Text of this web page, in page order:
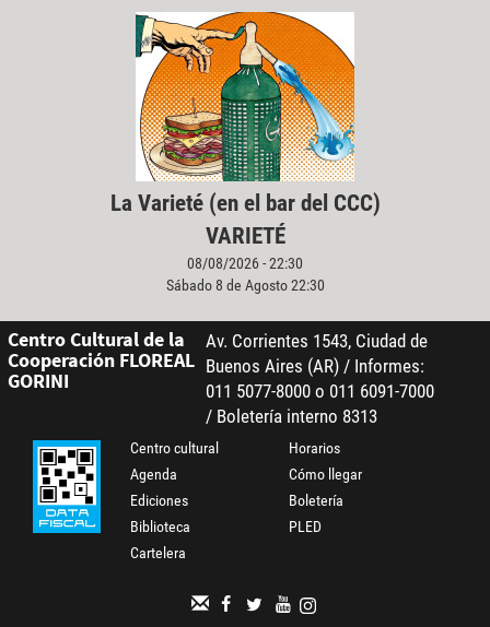
La Varieté (en el bar del CCC)
VARIETÉ
08/08/2026 - 22:30
Sábado 8 de Agosto 22:30
Centro Cultural de la
Cooperación FLOREAL
GORINI
Av. Corrientes 1543, Ciudad de
Buenos Aires (AR) / Informes:
011 5077-8000 o 011 6091-7000
/ Boletería interno 8313
Centro cultural
Agenda
Ediciones
Biblioteca
Cartelera
Horarios
Cómo llegar
Boletería
PLED